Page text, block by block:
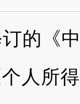
订的《
个人所